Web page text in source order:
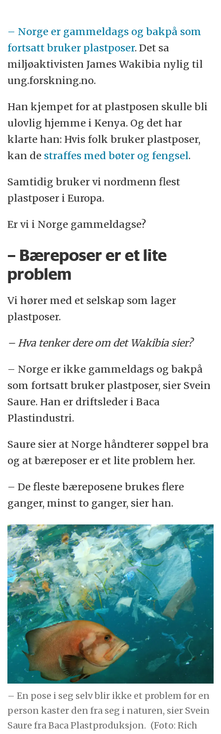
– Norge er gammeldags og bakpå som
fortsatt bruker plastposer. Det sa
miljøaktivisten James Wakibia nylig til
ung.forskning.no.
Han kjempet for at plastposen skulle bli
ulovlig hjemme i Kenya. Og det har
klarte han: Hvis folk bruker plastposer,
kan de straffes med bøter og fengsel.
Samtidig bruker vi nordmenn flest
plastposer i Europa.
Er vi i Norge gammeldagse?
– Bæreposer er et lite
problem
Vi hører med et selskap som lager
plastposer.
– Hva tenker dere om det Wakibia sier?
– Norge er ikke gammeldags og bakpå
som fortsatt bruker plastposer, sier Svein
Saure. Han er driftsleder i Baca
Plastindustri.
Saure sier at Norge håndterer søppel bra
og at bæreposer er et lite problem her.
– De fleste bæreposene brukes flere
ganger, minst to ganger, sier han.
– En pose i seg selv blir ikke et problem før en
person kaster den fra seg i naturen, sier Svein
Saure fra Baca Plastproduksjon. (Foto: Rich